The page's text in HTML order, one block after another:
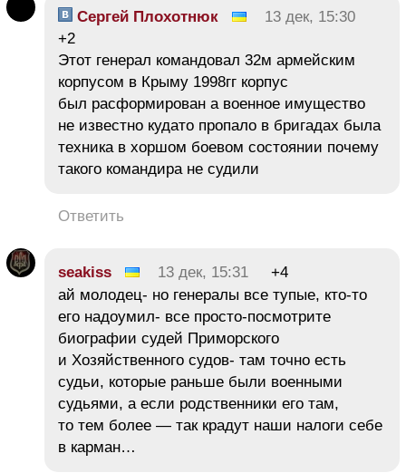
Сергей Плохотнюк
13 дек, 15:30
+2
Этот генерал командовал 32м армейским
корпусом в Крыму 1998гг корпус
был расформирован а военное имущество
не известно кудато пропало в бригадах была
техника в хоршом боевом состоянии почему
такого командира не судили
Ответить
seakiss 13 дек, 15:31
+4
ай молодец- но генералы все тупые, кто-то
его надоумил- все просто-посмотрите
биографии судей Приморского
и Хозяйственного судов- там точно есть
судьи, которые раньше были военными
судьями, а если родственники его там,
то тем более — так крадут наши налоги себе
в карман…